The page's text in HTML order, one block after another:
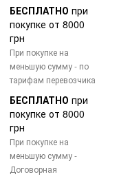
БЕСПЛАТНО при
покупке от 8000
грн
При покупке на
меньшую сумму - по
тарифам перевозчика
БЕСПЛАТНО при
покупке от 8000
грн
При покупке на
меньшую сумму -
Договорная